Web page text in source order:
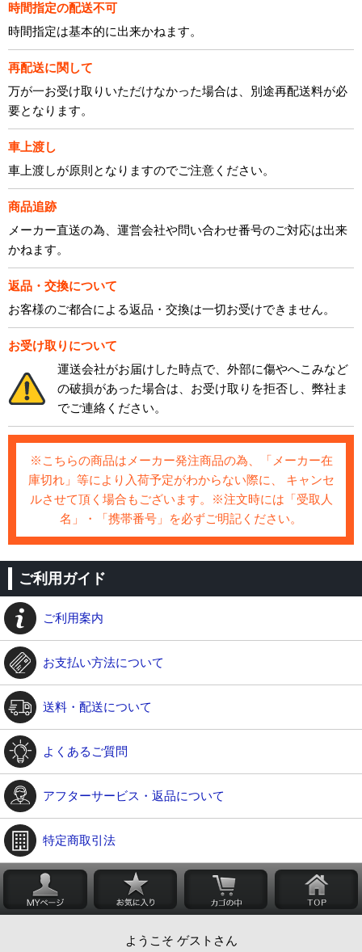
時間指定の配送不可
時間指定は基本的に出来かねます。
再配送に関して
万が一お受け取りいただけなかった場合は、別途再配送料が必
要となります。
車上渡し
車上渡しが原則となりますのでご注意ください。
商品追跡
メーカー直送の為、運営会社や問い合わせ番号のご対応は出来
かねます。
返品・交換について
お客様のご都合による返品・交換は一切お受けできません。
お受け取りについて
運送会社がお届けした時点で、外部に傷やへこみなど
の破損があった場合は、お受け取りを拒否し、弊社ま
でご連絡ください。
※こちらの商品はメーカー発注商品の為、「メーカー在
庫切れ」等により入荷予定がわからない際に、 キャンセ
ルさせて頂く場合もございます。※注文時には「受取人
名」・「携帯番号」を必ずご明記ください。
ご利用ガイド
ご利用案内
お支払い方法について
送料・配送について
よくあるご質問
アフターサービス・返品について
特定商取引法
ようこそ ゲストさん